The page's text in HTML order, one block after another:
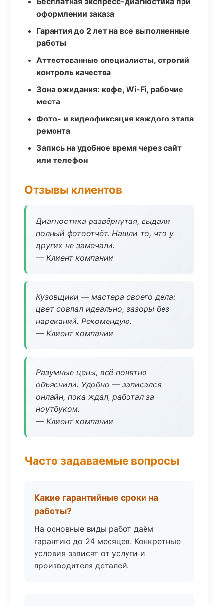
оформлении заказа
Гарантия до 2 лет на все выполненные
работы
Аттестованные специалисты, строгий
контроль качества
Зона ожидания: кофе, Wi-Fi, рабочие
места
Фото- и видеофиксация каждого этапа
ремонта
Запись на удобное время через сайт
или телефон
Отзывы клиентов
Диагностика развёрнутая, выдали
полный фотоотчёт. Нашли то, что у
других не замечали.
— Клиент компании
Кузовщики — мастера своего дела:
цвет совпал идеально, зазоры без
нареканий. Рекомендую.
— Клиент компании
Разумные цены, всё понятно
объяснили. Удобно — записался
онлайн, пока ждал, работал за
ноутбуком.
— Клиент компании
Часто задаваемые вопросы
Какие гарантийные сроки на
работы?
На основные виды работ даём
гарантию до 24 месяцев. Конкретные
условия зависят от услуги и
производителя деталей.